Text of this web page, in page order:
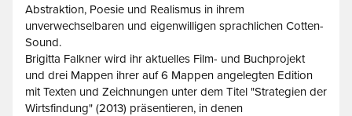
Abstraktion, Poesie und Realismus in ihrem
unverwechselbaren und eigenwilligen sprachlichen Cotten-
Sound.
Brigitta Falkner wird ihr aktuelles Film- und Buchprojekt
und drei Mappen ihrer auf 6 Mappen angelegten Edition
mit Texten und Zeichnungen unter dem Titel "Strategien der
Wirtsfindung" (2013) präsentieren, in denen